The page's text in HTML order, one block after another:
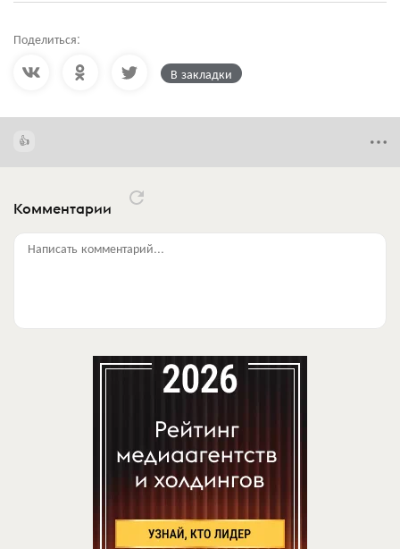
Поделиться:
В закладки
Комментарии
Написать комментарий...